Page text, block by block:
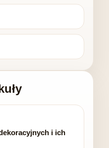
i ich